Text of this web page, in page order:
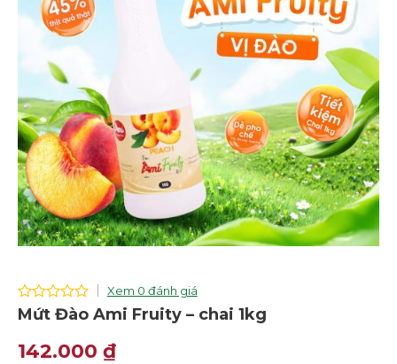
0
Xem 0 đánh giá
Mứt Đào Ami Fruity – chai 1kg
142.000 ₫